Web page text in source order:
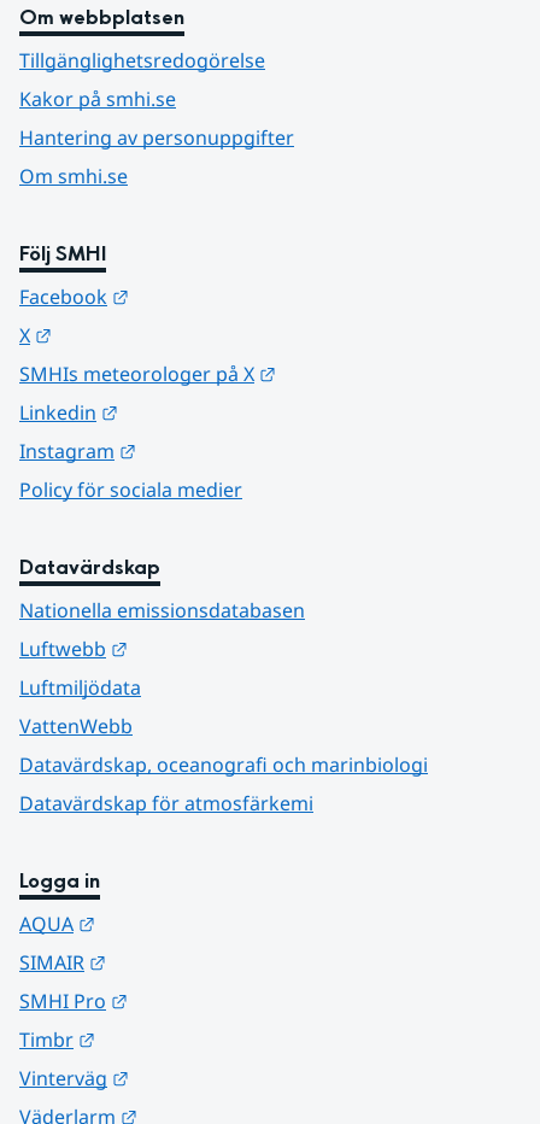
Om webbplatsen
Tillgänglighetsredogörelse
Kakor på smhi.se
Hantering av personuppgifter
Om smhi.se
Följ SMHI
Facebook
X
SMHIs meteorologer på X
Linkedin
Instagram
Policy för sociala medier
Datavärdskap
Nationella emissionsdatabasen
Luftwebb
Luftmiljödata
VattenWebb
Datavärdskap, oceanografi och marinbiologi
Datavärdskap för atmosfärkemi
Logga in
AQUA
SIMAIR
SMHI Pro
Timbr
Vinterväg
Väderlarm